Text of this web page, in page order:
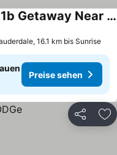
Bnb Hyperion Spacious 2b1b Getaway Near Beach
16.1 km bis Sunrise
Preise sehen
Teilen